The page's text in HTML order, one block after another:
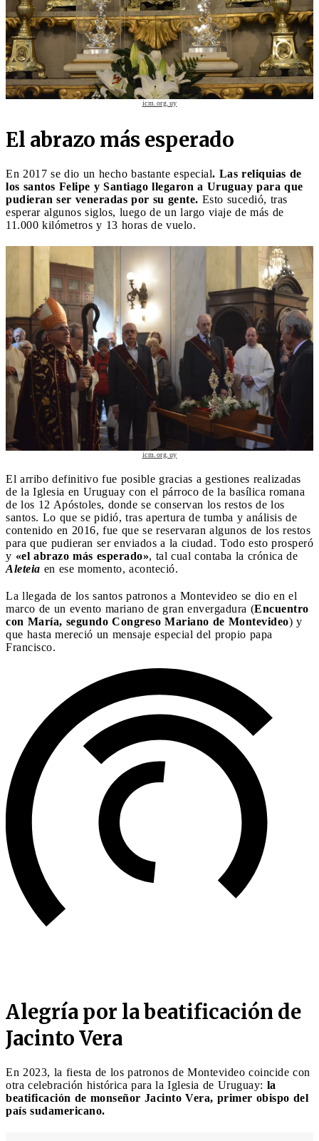
icm.org.uy
El abrazo más esperado
En 2017 se dio un hecho bastante especial. Las reliquias de
los santos Felipe y Santiago llegaron a Uruguay para que
pudieran ser veneradas por su gente. Esto sucedió, tras
esperar algunos siglos, luego de un largo viaje de más de
11.000 kilómetros y 13 horas de vuelo.
icm.org.uy
El arribo definitivo fue posible gracias a gestiones realizadas
de la Iglesia en Uruguay con el párroco de la basílica romana
de los 12 Apóstoles, donde se conservan los restos de los
santos. Lo que se pidió, tras apertura de tumba y análisis de
contenido en 2016, fue que se reservaran algunos de los restos
para que pudieran ser enviados a la ciudad. Todo esto prosperó
y «el abrazo más esperado», tal cual contaba la crónica de
Aleteia en ese momento, aconteció.
La llegada de los santos patronos a Montevideo se dio en el
marco de un evento mariano de gran envergadura (Encuentro
con María, segundo Congreso Mariano de Montevideo) y
que hasta mereció un mensaje especial del propio papa
Francisco.
Alegría por la beatificación de
Jacinto Vera
En 2023, la fiesta de los patronos de Montevideo coincide con
otra celebración histórica para la Iglesia de Uruguay: la
beatificación de monseñor Jacinto Vera, primer obispo del
país sudamericano.